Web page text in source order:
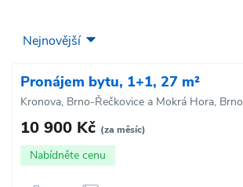
Pronájem bytu, 1+1, 27 m²
Kronova, Brno-Řečkovice a Mokrá Hora, Brno
10 900 Kč (za měsíc)
Nabídněte cenu